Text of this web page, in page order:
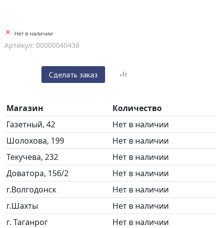
Нет в наличии
Артикул: 00000040438
Сделать заказ
Магазин
Количество
Газетный, 42
Нет в наличии
Шолохова, 199
Нет в наличии
Текучева, 232
Нет в наличии
Доватора, 156/2
Нет в наличии
г.Волгодонск
Нет в наличии
г.Шахты
Нет в наличии
г. Таганрог
Нет в наличии